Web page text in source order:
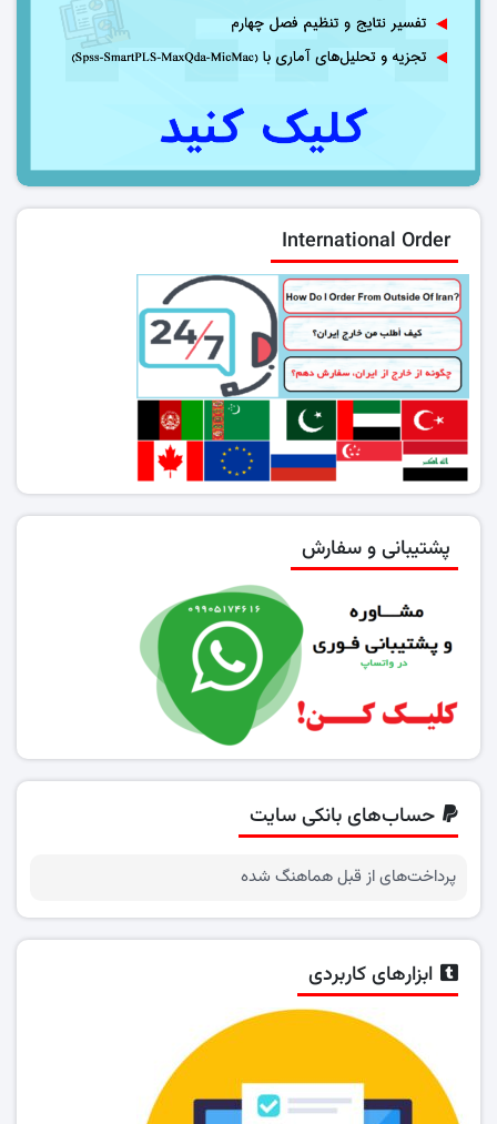
International Order
پشتیبانی و سفارش
حساب‌های بانکی سایت
پرداخت‌های از قبل هماهنگ شده
ابزارهای کاربردی